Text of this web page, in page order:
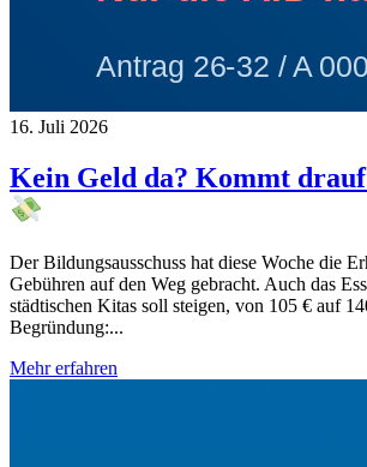
16. Juli 2026
Kein Geld da? Kommt
Der Bildungsausschuss hat diese Woche die
Gebühren auf den Weg gebracht. Auch das
städtischen Kitas soll steigen, von 105 € auf
Begründung:...
Mehr erfahren